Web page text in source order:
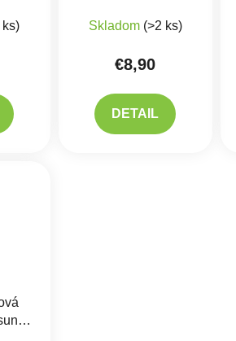
ks) Skladom (>2 ks)
€8,90
DETAIL
+